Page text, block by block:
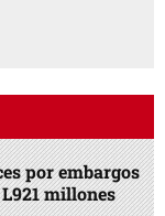
por embargos
millones